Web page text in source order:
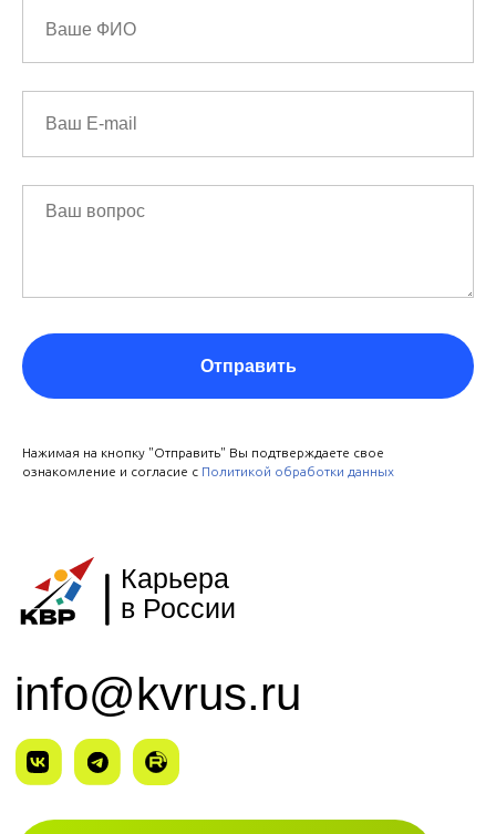
Отправить
Нажимая на кнопку "Отправить" Вы подтверждаете свое
ознакомление и согласие с Политикой обработки данных